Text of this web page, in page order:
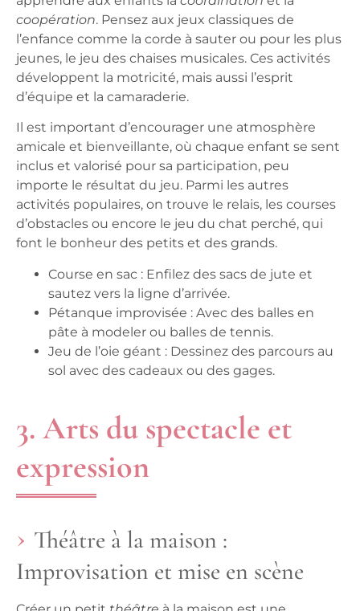
coopération. Pensez aux jeux classiques de
l’enfance comme la corde à sauter ou pour les plus
jeunes, le jeu des chaises musicales. Ces activités
développent la motricité, mais aussi l’esprit
d’équipe et la camaraderie.
Il est important d’encourager une atmosphère
amicale et bienveillante, où chaque enfant se sent
inclus et valorisé pour sa participation, peu
importe le résultat du jeu. Parmi les autres
activités populaires, on trouve le relais, les courses
d’obstacles ou encore le jeu du chat perché, qui
font le bonheur des petits et des grands.
Course en sac : Enfilez des sacs de jute et
sautez vers la ligne d’arrivée.
Pétanque improvisée : Avec des balles en
pâte à modeler ou balles de tennis.
Jeu de l’oie géant : Dessinez des parcours au
sol avec des cadeaux ou des gages.
3. Arts du spectacle et
expression
Théâtre à la maison :
Improvisation et mise en scène